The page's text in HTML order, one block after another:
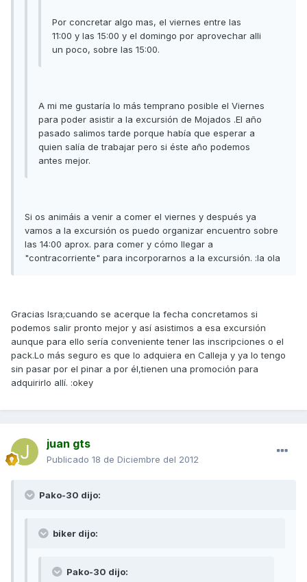
Por concretar algo mas, el viernes entre las
11:00 y las 15:00 y el domingo por aprovechar alli
un poco, sobre las 15:00.
A mi me gustaría lo más temprano posible el Viernes
para poder asistir a la excursión de Mojados .El año
pasado salimos tarde porque había que esperar a
quien salía de trabajar pero si éste año podemos
antes mejor.
Si os animáis a venir a comer el viernes y después ya
vamos a la excursión os puedo organizar encuentro sobre
las 14:00 aprox. para comer y cómo llegar a
"contracorriente" para incorporarnos a la excursión. :la ola
Gracias Isra;cuando se acerque la fecha concretamos si
podemos salir pronto mejor y así asistimos a esa excursión
aunque para ello sería conveniente tener las inscripciones o el
pack.Lo más seguro es que lo adquiera en Calleja y ya lo tengo
sin pasar por el pinar a por él,tienen una promoción para
adquirirlo allí. :okey
juan gts
Publicado 18 de Diciembre del 2012
Pako-30 dijo:
biker dijo:
Pako-30 dijo: